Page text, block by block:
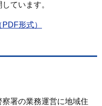
ています。
形式）
署の業務運営に地域住